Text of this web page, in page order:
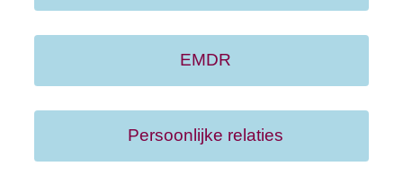
EMDR
Persoonlijke relaties